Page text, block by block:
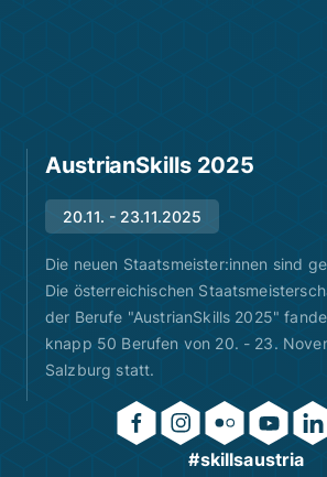
AustrianSkills 2025
20.11. - 23.11.2025
Die neuen Staatsmeister:innen sind
Die österreichischen
der Berufe "AustrianSkills 2025"
knapp 50 Berufen von 20. - 23.
Salzburg statt.
#skillsaustria